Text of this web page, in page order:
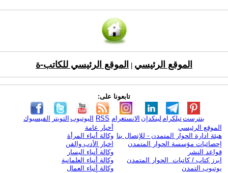
الموقع الرئيسي الموقع الرئيسي للكاتب-ة
تابعونا على:
الفيسبوك التويتر اليوتيوب RSS الانستغرام لينكدإن تيلكرامبنترست
الموقع الرئيسي
هيئة ادارة الحوار المتمدن - للإتصال بنا
إحصائيات مؤسسة الحوار المتمدن
قواعد النشر
ابرز كتاب / كاتبات الحوار المتمدن
يوتيوب التمدن
أخبار عامة
وكالة أنباء المرأة
اخبار الأدب والفن
وكالة أنباء اليسار
وكالة أنباء العلمانية
وكالة أنباء العمال